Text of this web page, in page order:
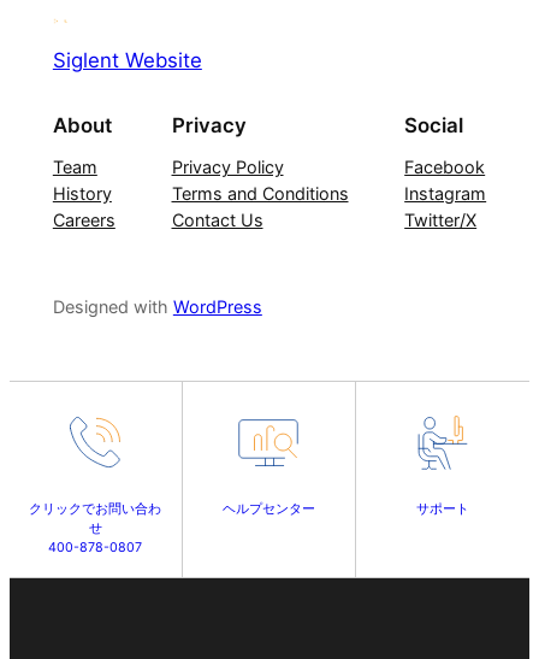
Siglent Website
About
Team
History
Careers
Privacy
Privacy Policy
Terms and Conditions
Contact Us
Social
Facebook
Instagram
Twitter/X
Designed with WordPress
クリックでお問い合わ
せ
400-878-0807
ヘルプセンター サポート